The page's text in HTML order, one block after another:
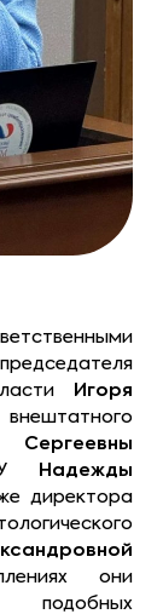
Игоря
Сергеевны
Надежды
директора
они